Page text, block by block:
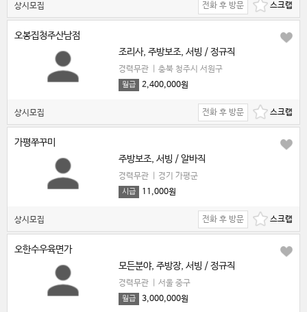
상시모집 전화 후 방문
오봉집청주산남점
조리사, 주방보조, 서빙 / 정규직
경력무관 충북 청주시 서원구
월급 2,400,000원
상시모집 전화 후 방문
가평쭈꾸미
주방보조, 서빙 / 알바직
경력무관 경기 가평군
시급 11,000원
상시모집 전화 후 방문
오한수우육면가
모든분야, 주방장, 서빙 / 정규직
경력무관 서울 중구
월급 3,000,000원